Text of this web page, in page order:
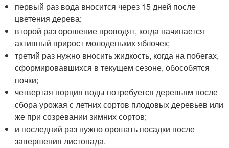
первый раз вода вносится через 15 дней после
цветения дерева;
второй раз орошение проводят, когда начинается
активный прирост молоденьких яблочек;
третий раз нужно вносить жидкость, когда на побегах,
сформировавшихся в текущем сезоне, обособятся
почки;
четвертая порция воды потребуется деревьям после
сбора урожая с летних сортов плодовых деревьев или
же при созревании зимних сортов;
и последний раз нужно орошать посадки после
завершения листопада.